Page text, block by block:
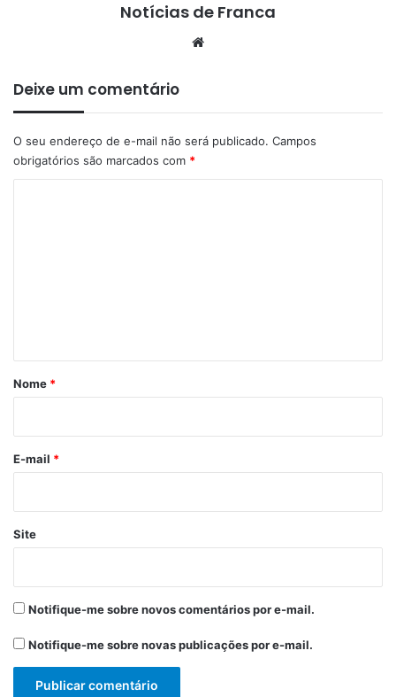
Notícias de Franca
Deixe um comentário
O seu endereço de e-mail não será publicado. Campos
obrigatórios são marcados com *
r
*
Nome *
E-mail *
Site
Notifique-me sobre novos comentários por e-mail.
Notifique-me sobre novas publicações por e-mail.